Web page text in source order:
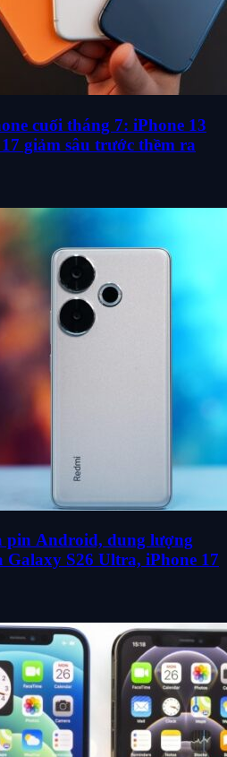
cuối tháng 7: iPhone 13
giảm sâu trước thềm ra
pin Android, dung lượng
S26 Ultra, iPhone 17